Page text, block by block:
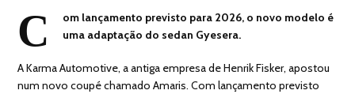
C
om lançamento previsto para 2026, o novo modelo é
uma adaptação do sedan Gyesera.
A Karma Automotive, a antiga empresa de Henrik Fisker, apostou
num novo coupé chamado Amaris. Com lançamento previsto